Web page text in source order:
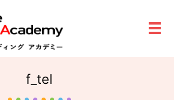
メ
f_tel